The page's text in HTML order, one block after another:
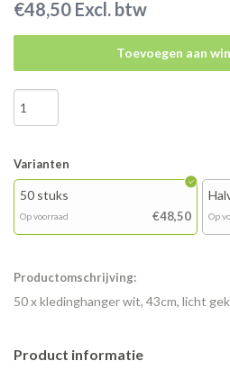
€48,50 Excl. btw
Toevoegen aan
Varianten
50 stuks
€48,50
Op voorraad Op
Productomschrijving:
50 x kledinghanger wit, 43cm, licht
Product informatie